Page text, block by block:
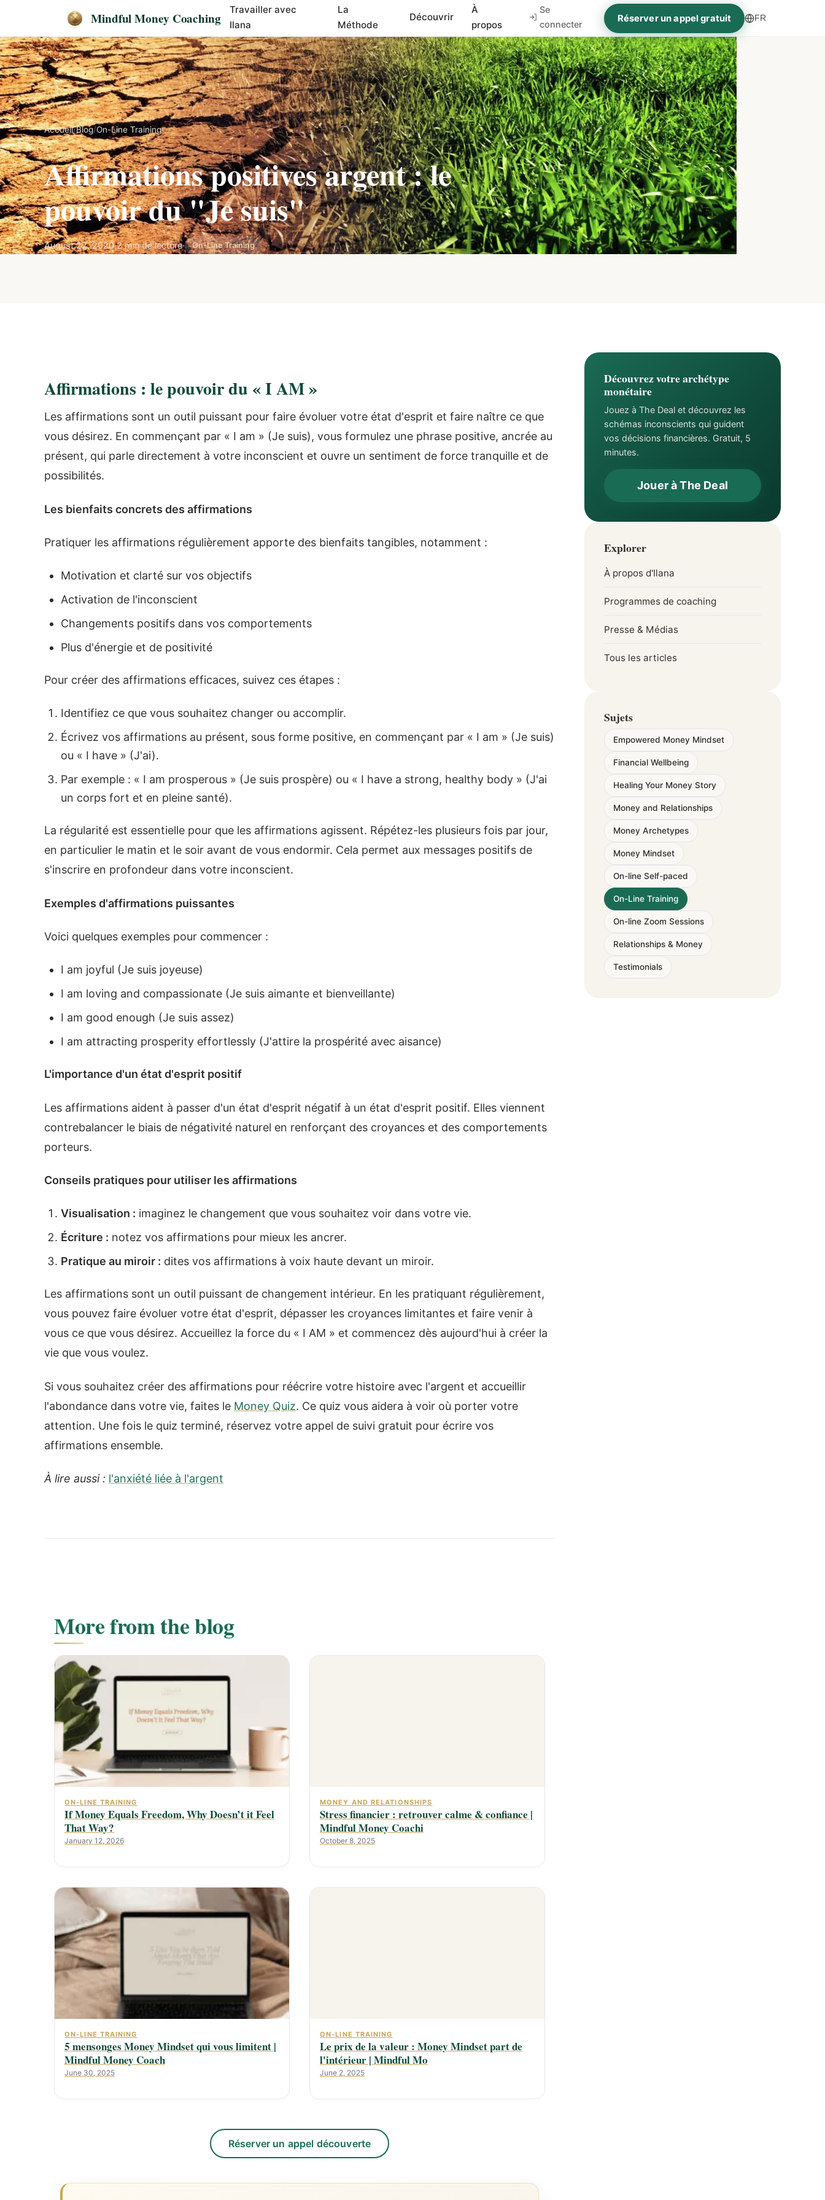
Mindful Money Coaching
Travailler avec
Ilana
La
Méthode
Découvrir
À
propos
Se
connecter
Réserver un appel gratuit FR
Accueil/Blog/On-Line Training
Affirmations positives argent : le
pouvoir du "Je suis"
August 22, 2020·2 min de lecture· On-Line Training
Affirmations : le pouvoir du « I AM »
Les affirmations sont un outil puissant pour faire évoluer votre état d'esprit et faire naître ce que
vous désirez. En commençant par « I am » (Je suis), vous formulez une phrase positive, ancrée au
présent, qui parle directement à votre inconscient et ouvre un sentiment de force tranquille et de
possibilités.
Les bienfaits concrets des affirmations
Pratiquer les affirmations régulièrement apporte des bienfaits tangibles, notamment :
Motivation et clarté sur vos objectifs
Activation de l'inconscient
Changements positifs dans vos comportements
Plus d'énergie et de positivité
Pour créer des affirmations efficaces, suivez ces étapes :
Identifiez ce que vous souhaitez changer ou accomplir.
Écrivez vos affirmations au présent, sous forme positive, en commençant par « I am » (Je suis)
ou « I have » (J'ai).
Par exemple : « I am prosperous » (Je suis prospère) ou « I have a strong, healthy body » (J'ai
un corps fort et en pleine santé).
La régularité est essentielle pour que les affirmations agissent. Répétez-les plusieurs fois par jour,
en particulier le matin et le soir avant de vous endormir. Cela permet aux messages positifs de
s'inscrire en profondeur dans votre inconscient.
Exemples d'affirmations puissantes
Voici quelques exemples pour commencer :
I am joyful (Je suis joyeuse)
I am loving and compassionate (Je suis aimante et bienveillante)
I am good enough (Je suis assez)
I am attracting prosperity effortlessly (J'attire la prospérité avec aisance)
L'importance d'un état d'esprit positif
Les affirmations aident à passer d'un état d'esprit négatif à un état d'esprit positif. Elles viennent
contrebalancer le biais de négativité naturel en renforçant des croyances et des comportements
porteurs.
Conseils pratiques pour utiliser les affirmations
Visualisation : imaginez le changement que vous souhaitez voir dans votre vie.
Écriture : notez vos affirmations pour mieux les ancrer.
Pratique au miroir : dites vos affirmations à voix haute devant un miroir.
Les affirmations sont un outil puissant de changement intérieur. En les pratiquant régulièrement,
vous pouvez faire évoluer votre état d'esprit, dépasser les croyances limitantes et faire venir à
vous ce que vous désirez. Accueillez la force du « I AM » et commencez dès aujourd'hui à créer la
vie que vous voulez.
Si vous souhaitez créer des affirmations pour réécrire votre histoire avec l'argent et accueillir
l'abondance dans votre vie, faites le Money Quiz. Ce quiz vous aidera à voir où porter votre
attention. Une fois le quiz terminé, réservez votre appel de suivi gratuit pour écrire vos
affirmations ensemble.
À lire aussi : l'anxiété liée à l'argent
More from the blog
ON-LINE TRAINING
If Money Equals Freedom, Why Doesn’t it Feel
That Way?
January 12, 2026
MONEY AND RELATIONSHIPS
Stress financier : retrouver calme & confiance |
Mindful Money Coachi
October 8, 2025
ON-LINE TRAINING
5 mensonges Money Mindset qui vous limitent |
Mindful Money Coach
June 30, 2025
ON-LINE TRAINING
Le prix de la valeur : Money Mindset part de
l'intérieur | Mindful Mo
June 2, 2025
Réserver un appel découverte
Découvrez votre archétype
monétaire
Jouez à The Deal et découvrez les
schémas inconscients qui guident
vos décisions financières. Gratuit, 5
minutes.
Jouer à The Deal
Explorer
À propos d'Ilana
Programmes de coaching
Presse & Médias
Tous les articles
Sujets
Empowered Money Mindset
Financial Wellbeing
Healing Your Money Story
Money and Relationships
Money Archetypes
Money Mindset
On-line Self-paced
On-Line Training
On-line Zoom Sessions
Relationships & Money
Testimonials